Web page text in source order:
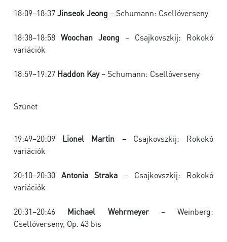
18:09–18:37Jinseok Jeong – Schumann: Csellóverseny
18:38–18:58 Woochan Jeong – Csajkovszkij: Rokokó
variációk
18:59–19:27 Haddon Kay– Schumann: Csellóverseny
Szünet
19:49–20:09 Lionel Martin – Csajkovszkij: Rokokó
variációk
20:10–20:30Antonia Straka – Csajkovszkij: Rokokó
variációk
20:31–20:46 Michael Wehrmeyer– Weinberg:
Csellóverseny, Op. 43 bis